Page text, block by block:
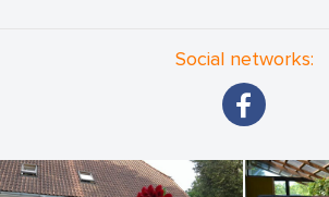
Viesnīcā ir iespēja palikt arī ar
Social networks: